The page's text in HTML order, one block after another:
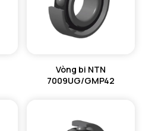
Vòng bi NTN
7009UG/GMP42